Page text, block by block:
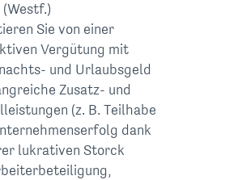
Sie von einer
Vergütung mit
und Urlaubsgeld
Zusatz- und
(z. B. Teilhabe
dank
lukrativen Storck